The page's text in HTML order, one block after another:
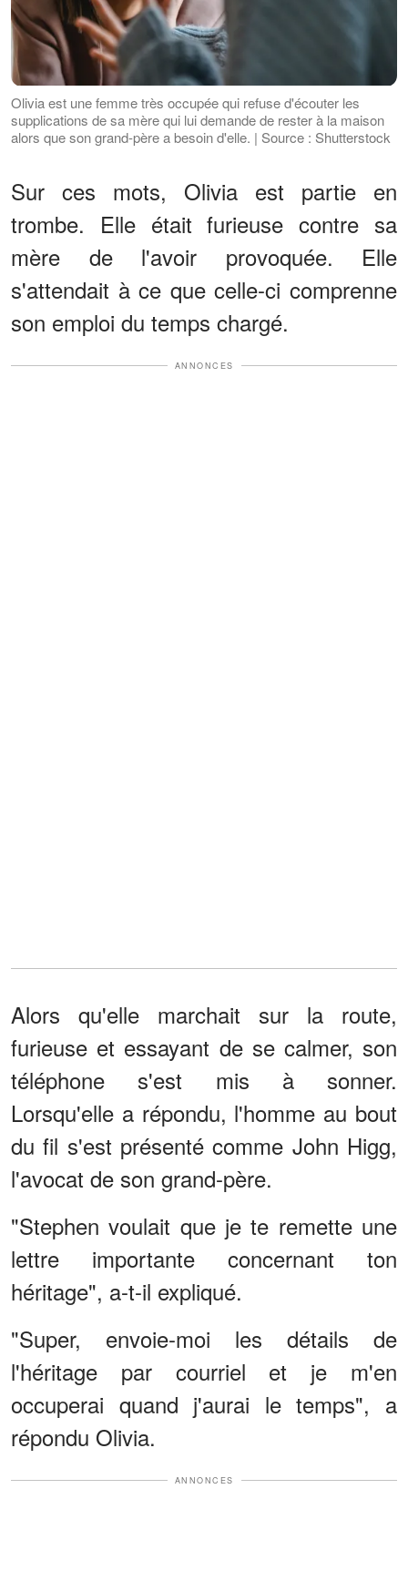
Olivia est une femme très occupée qui refuse d'écouter les
supplications de sa mère qui lui demande de rester à la maison
alors que son grand-père a besoin d'elle. | Source : Shutterstock
Sur ces mots, Olivia est partie en
trombe. Elle était furieuse contre sa
mère de l'avoir provoquée. Elle
s'attendait à ce que celle-ci comprenne
son emploi du temps chargé.
ANNONCES
Alors qu'elle marchait sur la route,
furieuse et essayant de se calmer, son
téléphone s'est mis à sonner.
Lorsqu'elle a répondu, l'homme au bout
du fil s'est présenté comme John Higg,
l'avocat de son grand-père.
"Stephen voulait que je te remette une
lettre importante concernant ton
héritage", a-t-il expliqué.
"Super, envoie-moi les détails de
l'héritage par courriel et je m'en
occuperai quand j'aurai le temps", a
répondu Olivia.
ANNONCES